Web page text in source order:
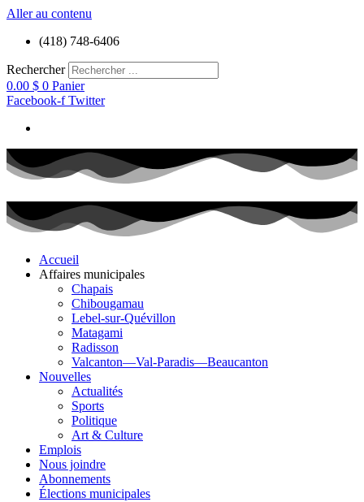
Aller au contenu
(418) 748-6406
Rechercher
0.00 $ 0 Panier
Facebook-f Twitter
Accueil
Affaires municipales
Chapais
Chibougamau
Lebel-sur-Quévillon
Matagami
Radisson
Valcanton—Val-Paradis—Beaucanton
Nouvelles
Actualités
Sports
Politique
Art & Culture
Emplois
Nous joindre
Abonnements
Élections municipales